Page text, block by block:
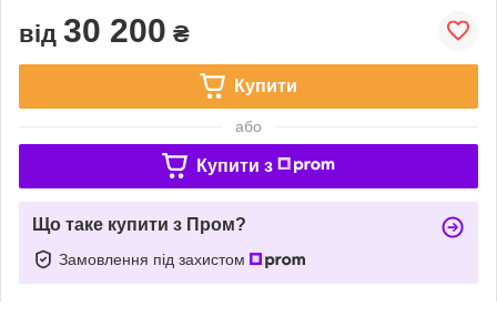
від 30 200 ₴
Купити
або
Купити з
Що таке купити з Пром?
Замовлення під захистом